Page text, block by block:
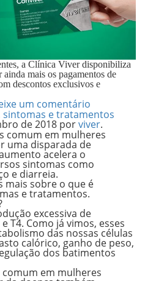
a Clínica Viver disponibiliza
mais os pagamentos de
descontos exclusivos e
um comentário
e tratamentos
de 2018 porviver.
comum em mulheres
uma disparada de
acelera o
sintomas como
e diarreia.
mais sobre o que é
e tratamentos.
excessiva de
T4. Como já vimos, esses
das nossas células
calórico, ganho de peso,
dos batimentos
em mulheres